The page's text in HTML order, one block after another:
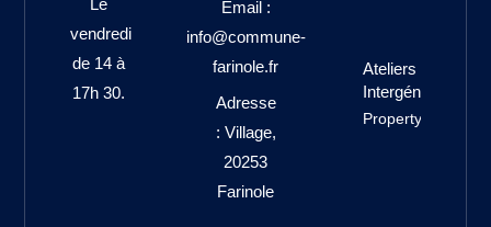
Le
vendredi
de 14 à
17h 30.
Email :
info@commune-
farinole.fr
Adresse
: Village,
20253
Farinole
Ateliers
Property Info